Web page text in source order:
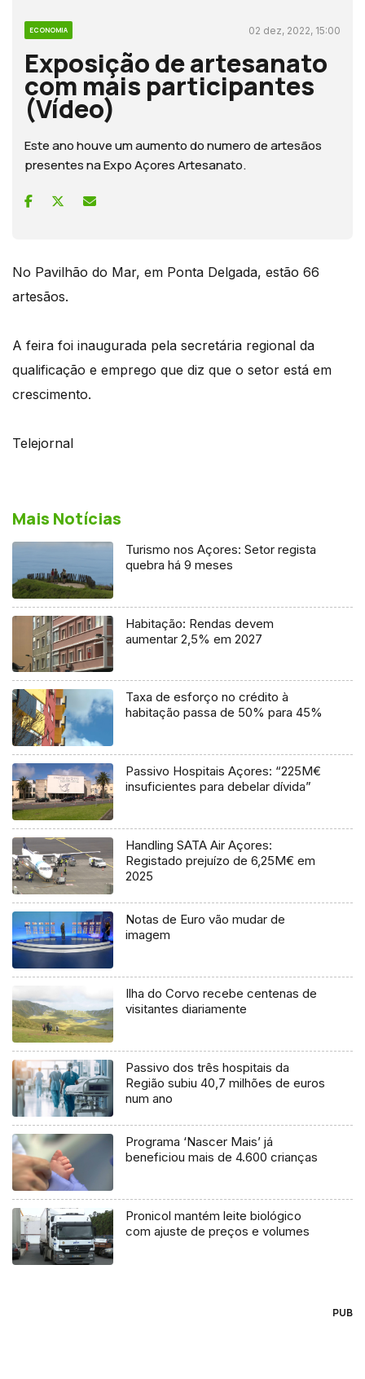
ECONOMIA 02 dez, 2022, 15:00
Exposição de artesanato
com mais participantes
(Vídeo)
Este ano houve um aumento do numero de artesãos
presentes na Expo Açores Artesanato.
No Pavilhão do Mar, em Ponta Delgada, estão 66
artesãos.
A feira foi inaugurada pela secretária regional da
qualificação e emprego que diz que o setor está em
crescimento.
Telejornal
Mais Notícias
Turismo nos Açores: Setor regista
quebra há 9 meses
Habitação: Rendas devem
aumentar 2,5% em 2027
Taxa de esforço no crédito à
habitação passa de 50% para 45%
Passivo Hospitais Açores: “225M€
insuficientes para debelar dívida”
Handling SATA Air Açores:
Registado prejuízo de 6,25M€ em
2025
Notas de Euro vão mudar de
imagem
Ilha do Corvo recebe centenas de
visitantes diariamente
Passivo dos três hospitais da
Região subiu 40,7 milhões de euros
num ano
Programa ‘Nascer Mais’ já
beneficiou mais de 4.600 crianças
Pronicol mantém leite biológico
com ajuste de preços e volumes
PUB